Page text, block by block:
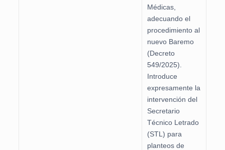
Médicas,
adecuando el
procedimiento al
nuevo Baremo
(Decreto
549/2025).
Introduce
expresamente la
intervención del
Secretario
Técnico Letrado
(STL) para
planteos de